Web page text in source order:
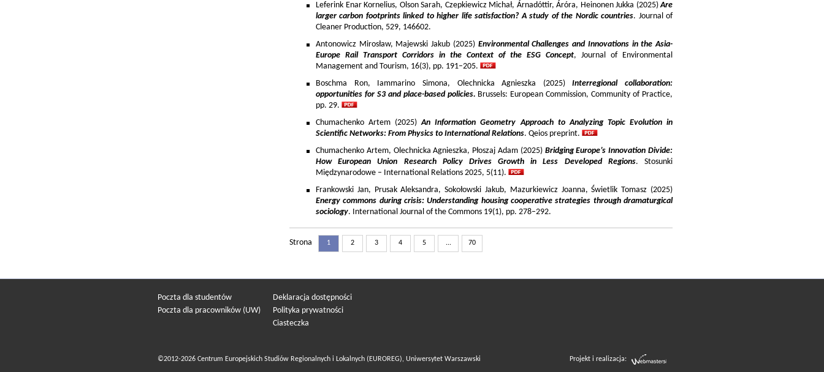
Leferink Enar Kornelius, Olson Sarah, Czepkiewicz Michał, Árnadóttir, Áróra, Heinonen Jukka (2025)Are
larger carbon footprints linked to higher life satisfaction? A study of the Nordic countries. Journal of
Cleaner Production, 529, 146602.
Antonowicz Mirosław, Majewski Jakub (2025) Environmental Challenges and Innovations in the Asia-
Europe Rail Transport Corridors in the Context of the ESG Concept, Journal of Environmental
Management and Tourism, 16(3), pp. 191–205.
Boschma Ron, Iammarino Simona, Olechnicka Agnieszka (2025)Interregional collaboration:
opportunities for S3 and place-based policies. Brussels: European Commission, Community of Practice,
pp. 29.
Chumachenko Artem (2025)An Information Geometry Approach to Analyzing Topic Evolution in
Scientific Networks: From Physics to International Relations. Qeios preprint.
Chumachenko Artem, Olechnicka Agnieszka, Płoszaj Adam (2025) Bridging Europe’s Innovation Divide:
How European Union Research Policy Drives Growth in Less Developed Regions. Stosunki
Międzynarodowe – International Relations 2025, 5(11).
Frankowski Jan, Prusak Aleksandra, Sokołowski Jakub, Mazurkiewicz Joanna, Świetlik Tomasz (2025)
Energy commons during crisis: Understanding housing cooperative strategies through dramaturgical
sociology. International Journal of the Commons 19(1), pp. 278–292.
Strona 1 2 3 4 5 ... 70
Poczta dla studentów
Poczta dla pracowników (UW)
Deklaracja dostępności
Polityka prywatności
Ciasteczka
©2012-2026 Centrum Europejskich Studiów Regionalnych i Lokalnych (EUROREG), Uniwersytet Warszawski Projekt i realizacja: